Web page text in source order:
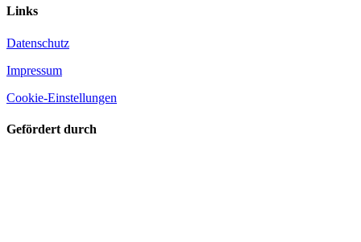
Links
Datenschutz
Impressum
Cookie-Einstellungen
Gefördert durch